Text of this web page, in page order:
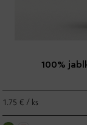
100%
1.75 € / ks